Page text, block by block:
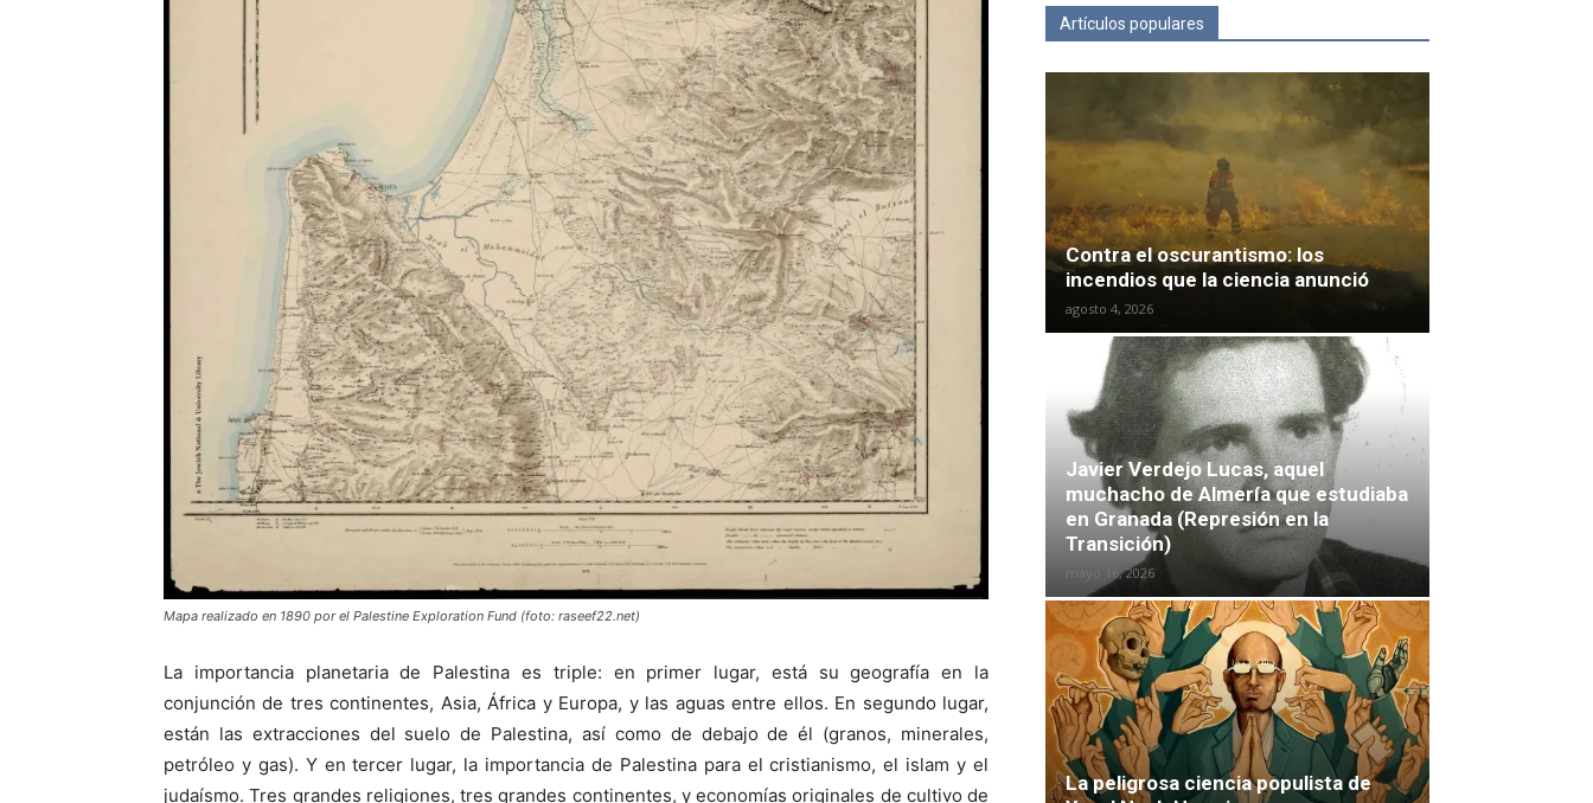
Mapa realizado en 1890 por el Palestine Exploration Fund (foto: raseef22.net)
La importancia planetaria de Palestina es triple: en primer lugar, está su geografía en la
conjunción de tres continentes, Asia, África y Europa, y las aguas entre ellos. En segundo lugar,
están las extracciones del suelo de Palestina, así como de debajo de él (granos, minerales,
petróleo y gas). Y en tercer lugar, la importancia de Palestina para el cristianismo, el islam y el
judaísmo. Tres grandes religiones, tres grandes continentes, y economías originales de cultivo de
Artículos populares
Contra el oscurantismo: los
incendios que la ciencia anunció
agosto 4, 2026
Javier Verdejo Lucas, aquel
muchacho de Almería que estudiaba
en Granada (Represión en la
Transición)
mayo 16, 2026
La peligrosa ciencia populista de